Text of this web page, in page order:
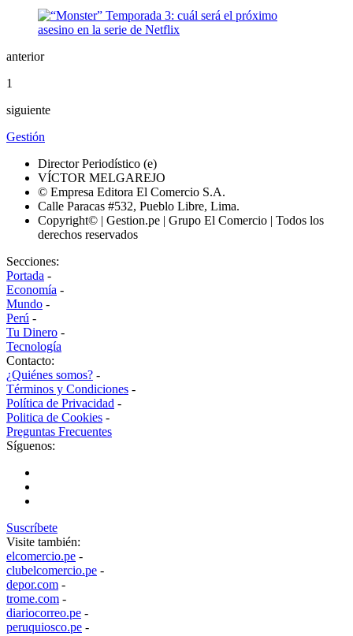
anterior
1
siguiente
Gestión
Director Periodístico (e)
VÍCTOR MELGAREJO
© Empresa Editora El Comercio S.A.
Calle Paracas #532, Pueblo Libre, Lima.
Copyright© | Gestion.pe | Grupo El Comercio | Todos los
derechos reservados
Secciones:
Portada -
Economía -
Mundo -
Perú -
Tu Dinero -
Tecnología
Contacto:
¿Quiénes somos? -
Términos y Condiciones -
Política de Privacidad -
Politica de Cookies -
Preguntas Frecuentes
Síguenos:
Suscríbete
Visite también:
elcomercio.pe -
clubelcomercio.pe -
depor.com -
trome.com -
diariocorreo.pe -
peruquiosco.pe -